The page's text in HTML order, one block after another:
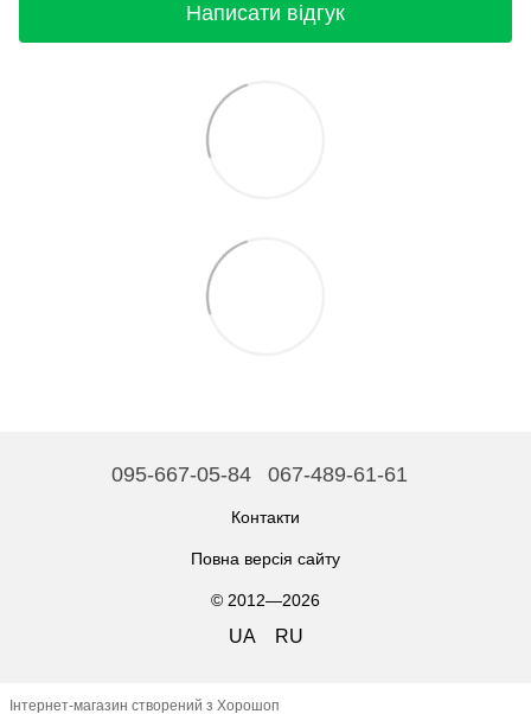
Написати відгук
095-667-05-84 067-489-61-61
Контакти
Повна версія сайту
© 2012—2026
UA RU
Інтернет-магазин створений з Хорошоп